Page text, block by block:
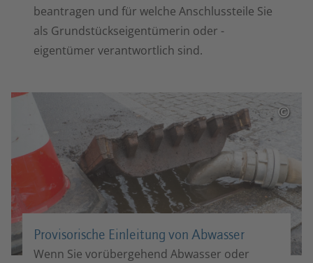
beantragen und für welche Anschlussteile Sie
als Grundstückseigentümerin oder -
eigentümer verantwortlich sind.
©
Provisorische Einleitung von Abwasser
Wenn Sie vorübergehend Abwasser oder